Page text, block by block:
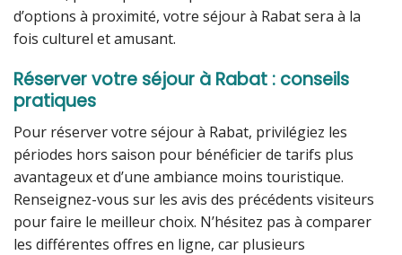
d’options à proximité, votre séjour à Rabat sera à la
fois culturel et amusant.
Réserver votre séjour à Rabat : conseils
pratiques
Pour réserver votre séjour à Rabat, privilégiez les
périodes hors saison pour bénéficier de tarifs plus
avantageux et d’une ambiance moins touristique.
Renseignez-vous sur les avis des précédents visiteurs
pour faire le meilleur choix. N’hésitez pas à comparer
les différentes offres en ligne, car plusieurs